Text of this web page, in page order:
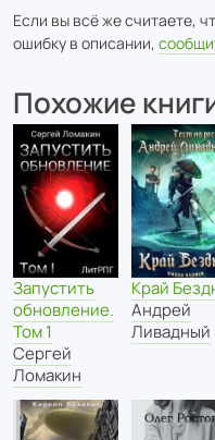
Если вы всё же считаете,
ошибку в описании,
Похожие
Запустить
обновление.
Том 1
Сергей
Ломакин
Край
Андрей
Ливадный